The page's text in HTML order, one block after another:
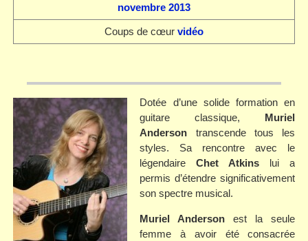
novembre 2013
Coups de cœur vidéo
Dotée d’une solide formation en
guitare classique, Muriel
Anderson transcende tous les
styles. Sa rencontre avec le
légendaireChet Atkins lui a
permis d’étendre significativement
son spectre musical.
Muriel Anderson est la seule
femme à avoir été consacrée